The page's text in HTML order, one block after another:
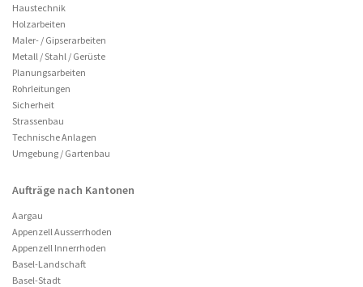
Haustechnik
Holzarbeiten
Maler- / Gipserarbeiten
Metall / Stahl / Gerüste
Planungsarbeiten
Rohrleitungen
Sicherheit
Strassenbau
Technische Anlagen
Umgebung / Gartenbau
Aufträge nach Kantonen
Aargau
Appenzell Ausserrhoden
Appenzell Innerrhoden
Basel-Landschaft
Basel-Stadt